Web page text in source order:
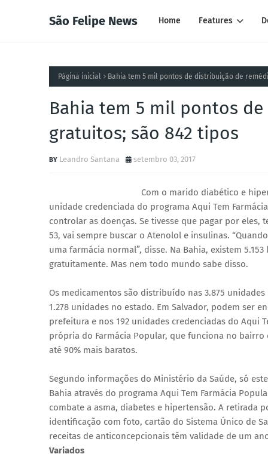
São Felipe News Home Features
Página inicial Bahia tem 5 mil pontos de distribuição de
Bahia tem 5 mil pontos
gratuitos; são 842 tipos
Leandro Santana setembro 03, 2017
Com o marido diabético e
unidade credenciada do programa Aqui Tem
controlar as doenças. Se tivesse que pagar por eles,
53, vai sempre buscar o Atenolol e insulinas.
uma farmácia normal”, disse. Na Bahia, existem
gratuitamente. Mas nem todo mundo sabe disso.
Os medicamentos são distribuído nas 3.875
1.278 unidades no estado. Em Salvador, podem ser
prefeitura e nos 192 unidades credenciadas do Aqui
própria do Farmácia Popular, que funciona no
até 90% mais baratos.
Segundo informações do Ministério da Saúde, só
Bahia através do programa Aqui Tem Farmácia
combate a asma, diabetes e hipertensão. A retirada
identificação com foto, cartão do Sistema Único de
receitas de anticoncepcionais têm validade de um
Variados